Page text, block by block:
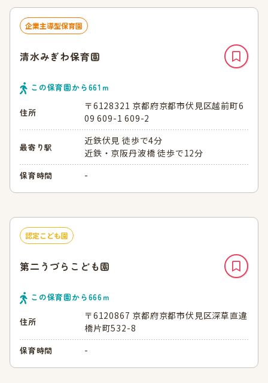
企業主導型保育園
清水みぎわ保育園
この保育園から661 ｍ
住所
〒6128321 京都府京都市伏見区越前町6
09 609-1 609-2
最寄り駅
近鉄伏見 徒歩で4分
近鉄・京阪丹波橋 徒歩で12分
保育時間 -
認定こども園
第二うづらこども園
この保育園から666ｍ
住所
〒6120867 京都府京都市伏見区深草直違
橋片町532-8
保育時間 -